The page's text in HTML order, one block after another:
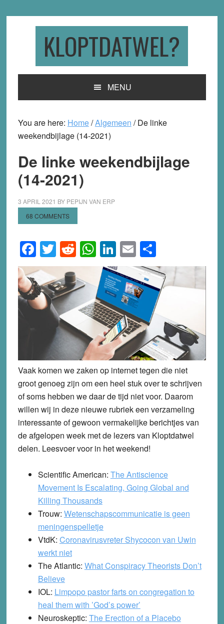
KLOPTDATWEL?
MENU
You are here: Home/Algemeen /De linke
weekendbijlage (14-2021)
De linke weekendbijlage
(14-2021)
3 APRIL 2021 BY PEPIJN VAN ERP
68 COMMENTS
Facebook
Twitter
Reddit
WhatsApp
LinkedIn
EmailShare
Vaak komen we zaken op internet tegen die niet
groot genoeg zijn om een heel stuk over te schrijven
of soms hebben we daar de tijd niet voor. Daarom
willen wij in deze nieuwe rubriek een verzameling
interessante of gewoon vermakelijke berichtjes van
de afgelopen week met de lezers van Kloptdatwel
delen. Leesvoer voor in het weekend!
Scientific American: The Antiscience
Movement Is Escalating, Going Global and
Killing Thousands
Trouw: Wetenschapscommunicatie is geen
meningenspelletje
VtdK: Coronavirusvreter Shycocon van Uwin
werkt niet
The Atlantic: What Conspiracy Theorists Don’t
Believe
IOL: Limpopo pastor farts on congregation to
heal them with ’God’s power’
Neuroskeptic: The Erection of a Placebo